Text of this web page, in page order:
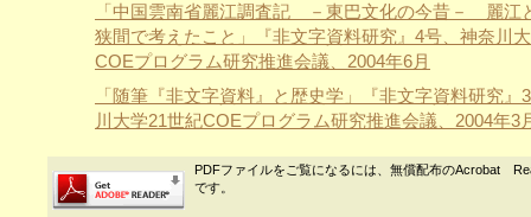
「中国雲南省麗江調査記 －東巴文化の今昔－ 麗江
狭間で考えたこと」『非文字資料研究』4号、神奈川
COEプログラム研究推進会議、2004年6月
「随筆『非文字資料』と歴史学」『非文字資料研究』
川大学21世紀COEプログラム研究推進会議、2004年3
PDFファイルをご覧になるには、無償配布のAcrobat
です。